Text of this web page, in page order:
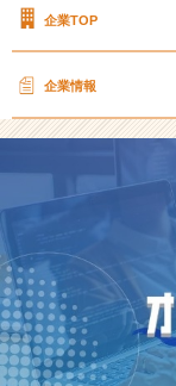
企業TOP
企業情報